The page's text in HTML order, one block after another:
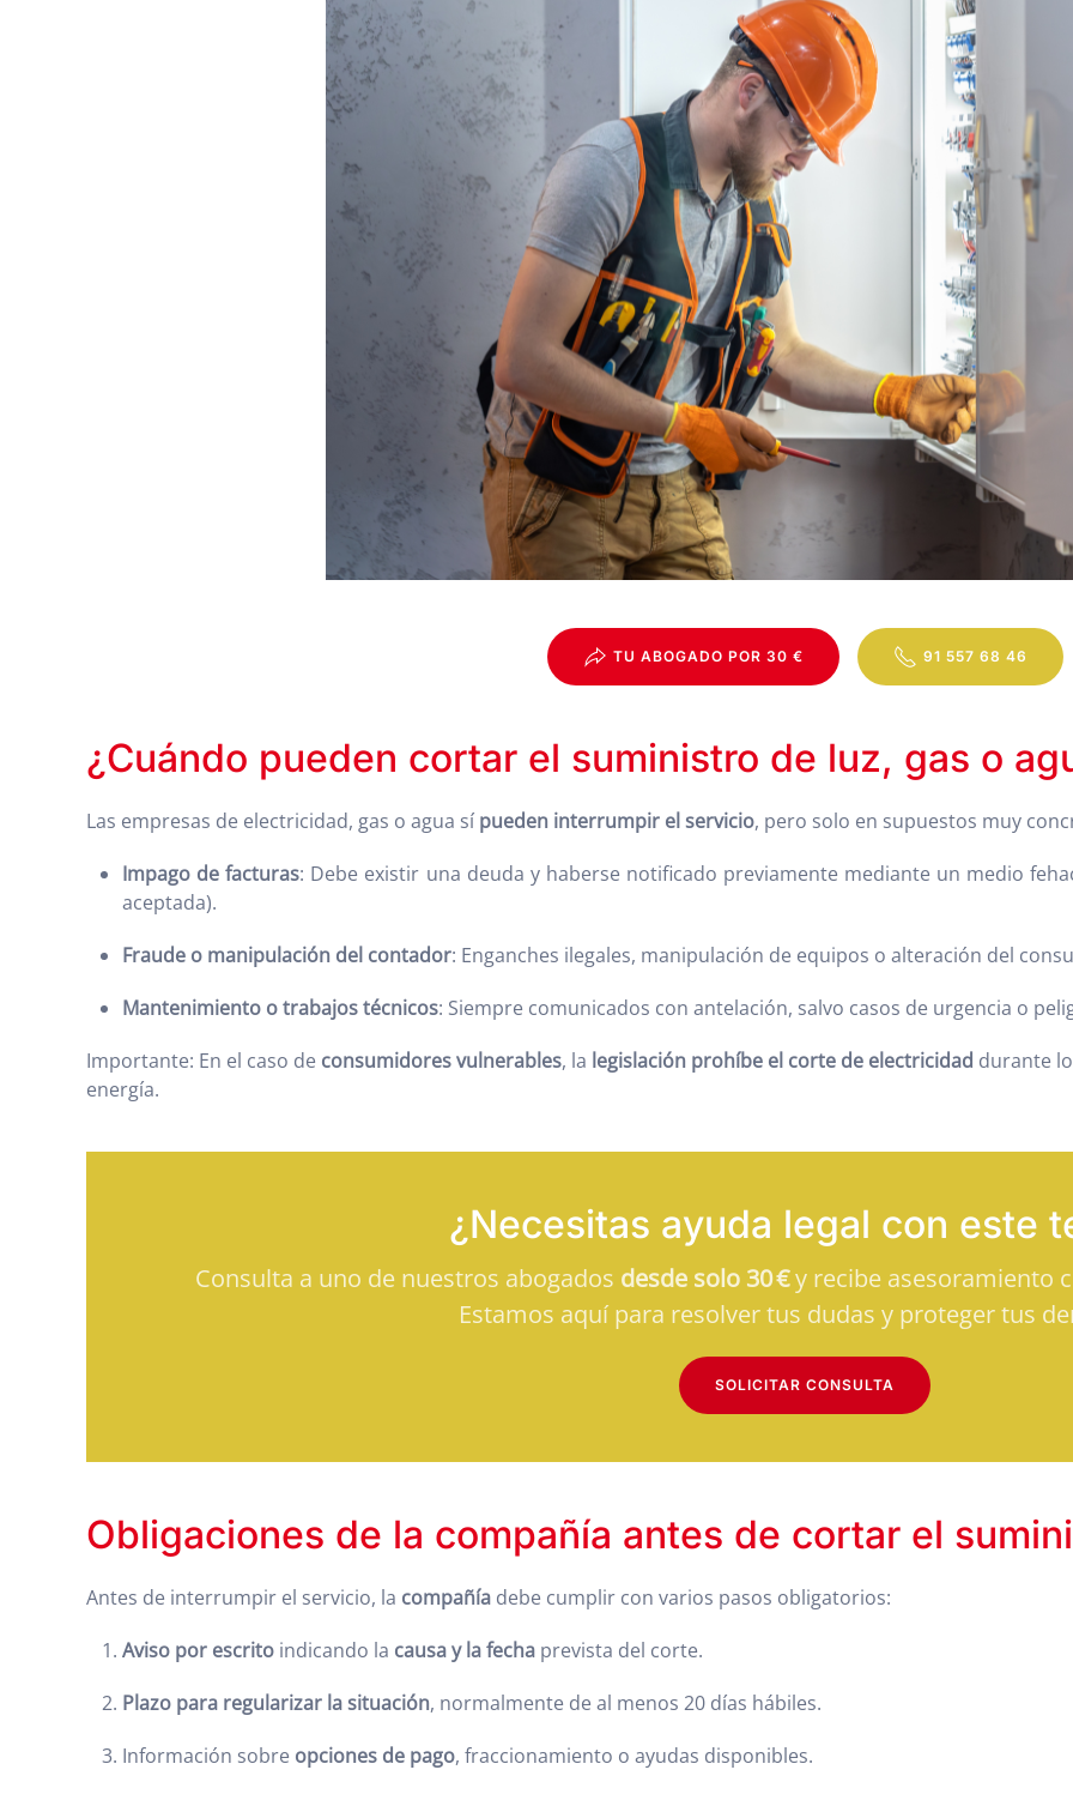
TU ABOGADO POR 30 € 91 557 68 46
¿Cuándo pueden cortar el suministro de luz, gas o
Las empresas de electricidad, gas o agua sí pueden interrumpir el servicio, pero solo en supuestos muy
Impago de facturas: Debe existir una deuda y haberse notificado previamente mediante un medio
aceptada).
Fraude o manipulación del contador: Enganches ilegales, manipulación de equipos o alteración del
Mantenimiento o trabajos técnicos: Siempre comunicados con antelación, salvo casos de urgencia o
Importante: En el caso de consumidores vulnerables, la legislación prohíbe el corte de electricidad durante
energía.
¿Necesitas ayuda legal con este
Consulta a uno de nuestros abogados desde solo 30 €y recibe asesoramiento
Estamos aquí para resolver tus dudas y proteger tus
SOLICITAR CONSULTA
Obligaciones de la compañía antes de cortar el
Antes de interrumpir el servicio, la compañía debe cumplir con varios pasos obligatorios:
Aviso por escrito indicando la causa y la fecha prevista del corte.
Plazo para regularizar la situación, normalmente de al menos 20 días hábiles.
Información sobre opciones de pago, fraccionamiento o ayudas disponibles.